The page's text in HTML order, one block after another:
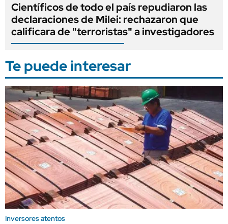
Científicos de todo el país repudiaron las
declaraciones de Milei: rechazaron que
calificara de "terroristas" a investigadores
Te puede interesar
Inversores atentos